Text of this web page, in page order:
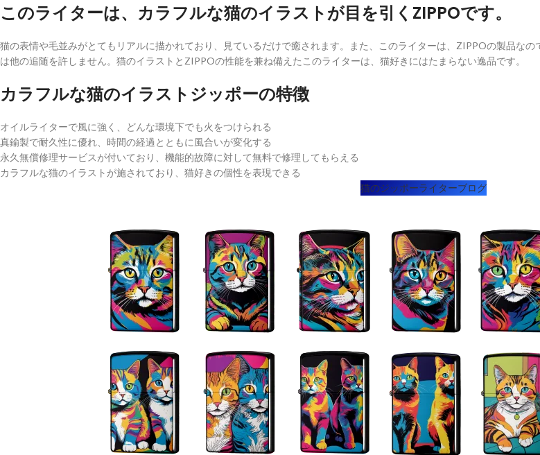
このライターは、カラフルな猫のイラストが目を引くZIPPOです。
猫の表情や毛並みがとてもリアルに描かれており、見ているだけで癒されます。また、このライターは、ZIPPOの製品な
は他の追随を許しません。猫のイラストとZIPPOの性能を兼ね備えたこのライターは、猫好きにはたまらない逸品です。
カラフルな猫のイラストジッポーの特徴
オイルライターで風に強く、どんな環境下でも火をつけられる
真鍮製で耐久性に優れ、時間の経過とともに風合いが変化する
永久無償修理サービスが付いており、機能的故障に対して無料で修理してもらえる
カラフルな猫のイラストが施されており、猫好きの個性を表現できる
猫のジッポーライターブログ